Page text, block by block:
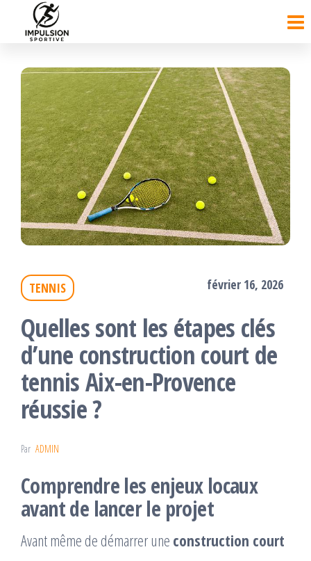
contenu
TENNIS février 16, 2026
Quelles sont les étapes clés
d’une construction court de
tennis Aix-en-Provence
réussie ?
Par ADMIN
Comprendre les enjeux locaux
avant de lancer le projet
Avant même de démarrer une construction court